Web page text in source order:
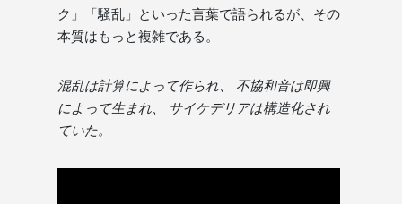
ク」「騒乱」といった言葉で語られるが、その
本質はもっと複雑である。
混乱は計算によって作られ、 不協和音は即興
によって生まれ、 サイケデリアは構造化され
ていた。